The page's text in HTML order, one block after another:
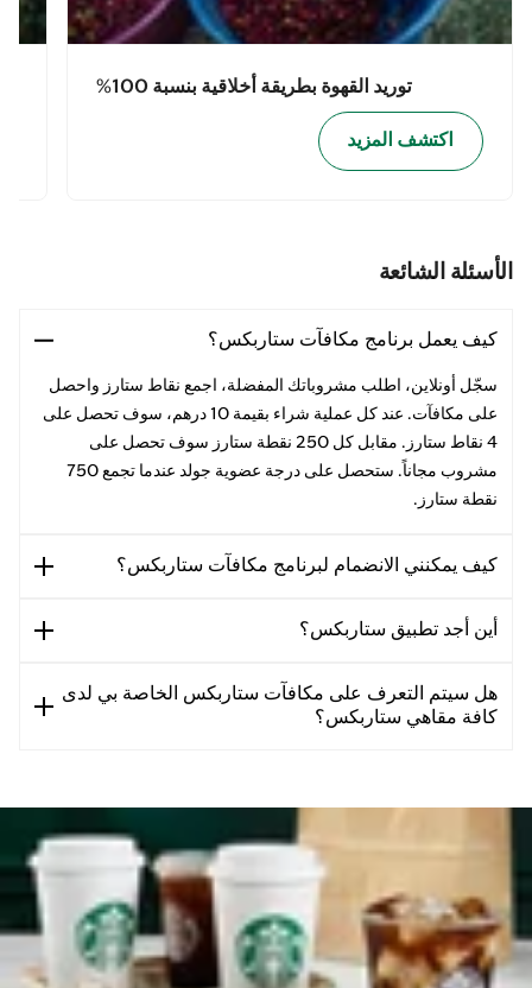
توريد القهوة بطريقة أخلاقية بنسبة 100%
اكتشف المزيد
الأسئلة الشائعة
كيف يعمل برنامج مكافآت ستاربكس؟
سجّل أونلاين، اطلب مشروباتك المفضلة، اجمع نقاط ستارز واحصل
على مكافآت. عند كل عملية شراء بقيمة 10 درهم، سوف تحصل على
4 نقاط ستارز. مقابل كل 250 نقطة ستارز سوف تحصل على
مشروب مجاناً. ستحصل على درجة عضوية جولد عندما تجمع 750
نقطة ستارز.
كيف يمكنني الانضمام لبرنامج مكافآت ستاربكس؟
أين أجد تطبيق ستاربكس؟
هل سيتم التعرف على مكافآت ستاربكس الخاصة بي لدى
كافة مقاهي ستاربكس؟